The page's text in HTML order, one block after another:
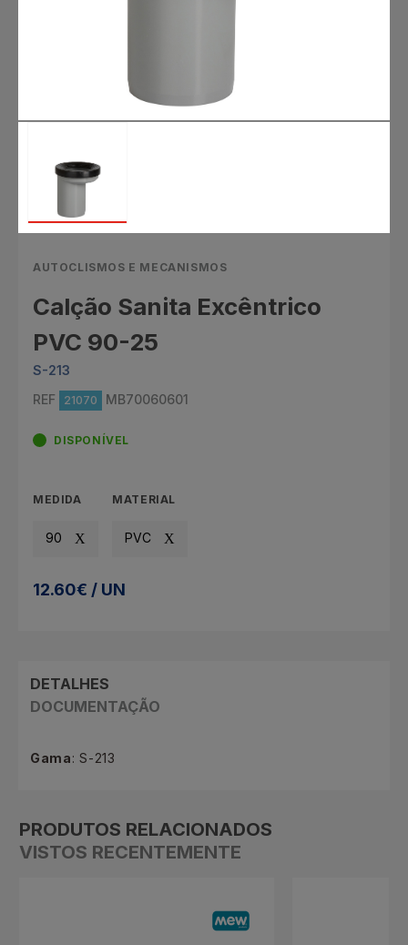
AUTOCLISMOS E MECANISMOS
Calção Sanita Excêntrico
PVC 90-25
S-213
REF
21070 MB70060601
DISPONÍVEL
MEDIDA
90
MATERIAL
PVC
12.60€ / UN
DETALHES
DOCUMENTAÇÃO
Gama: S-213
PRODUTOS RELACIONADOS
VISTOS RECENTEMENTE